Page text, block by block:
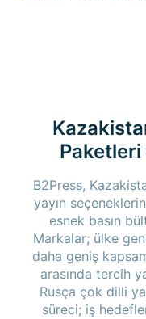
Paketleri
B2Press,
yayın
esnek basın
Markalar; ülke
daha geniş
arasında tercih
Rusça çok dilli
süreci; iş